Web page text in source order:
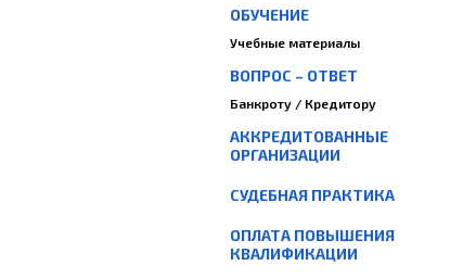
ОБУЧЕНИЕ
Учебные материалы
ВОПРОС – ОТВЕТ
Банкроту / Кредитору
АККРЕДИТОВАННЫЕ
ОРГАНИЗАЦИИ
СУДЕБНАЯ ПРАКТИКА
ОПЛАТА ПОВЫШЕНИЯ
КВАЛИФИКАЦИИ